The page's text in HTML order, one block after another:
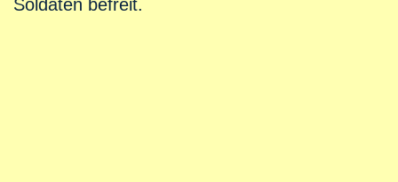
Soldaten befreit.